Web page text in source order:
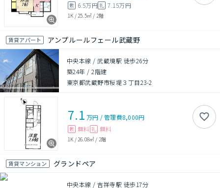
敷 6.5万円礼 7.15万円
1K / 25.5㎡ / 2階
賃貸アパート アンプルールフェール武蔵野
中央本線 / 武蔵境駅 徒歩26分
築24年 /2階建
東京都武蔵野市桜堤３丁目23-2
7.1 万円 /管理費8,000円
敷 無料 礼 無料
1K / 26.08㎡ / 2階
賃貸マンション グランドペア
中央本線 / 吉祥寺駅 徒歩17分